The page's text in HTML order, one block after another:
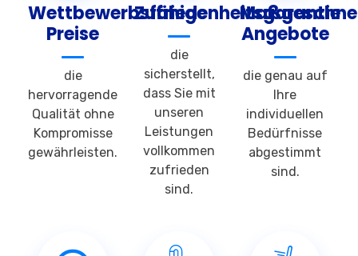
Wettbewerbsfähige
Preise
die
hervorragende
Qualität ohne
Kompromisse
gewährleisten.
Zufriedenheitsgarantie
die
sicherstellt,
dass Sie mit
unseren
Leistungen
vollkommen
zufrieden
sind.
Angebote
die genau auf
Ihre
individuellen
Bedürfnisse
abgestimmt
sind.